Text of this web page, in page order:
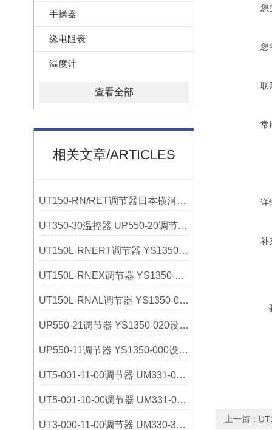
手操器
缘电阻表
温度计
查看全部
相关文章/ARTICLES
UT150-RN/RET调节器日本横河YOKOGAWA选购指南
UT350-30温控器 UP550-20调节器 日本横河
UT150L-RNERT调节器 YS1350-031设定器 日本横河
UT150L-RNEX调节器 YS1350-030设定器 日本横河
UT150L-RNAL调节器 YS1350-021设定器 日本横河
UP550-21调节器 YS1350-020设定器 日本横河
UP550-11调节器 YS1350-000设定器 日本横河
UT5-001-11-00调节器 UM331-01指示器 日本横河
UT5-001-10-00调节器 UM331-00指示器 日本横河
UT3-000-11-00调节器 UM330-32指示器 日本横河
您
您
联
常
详
补
上一篇：